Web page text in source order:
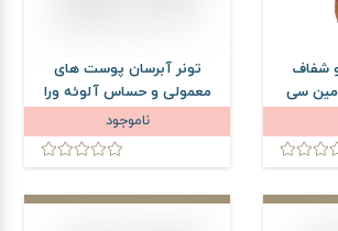
شفاف
سی
تونر آبرسان پوست های
معمولی و حساس آلوئه ورا
نیوساد حجم 150 میلی لیترناموجود